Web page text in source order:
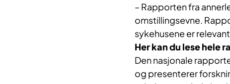
– Rapporten fra
omstillingsevne.
sykehusene er
Her kan du lese hele
Den nasjonale
og presenterer